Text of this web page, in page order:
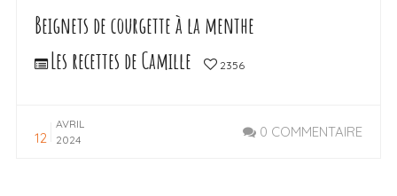
Beignets de courgette à la menthe
Les recettes de Camille
2356
12
AVRIL
2024
0 COMMENTAIRE